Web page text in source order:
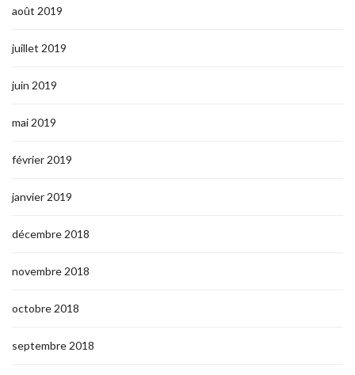
août 2019
juillet 2019
juin 2019
mai 2019
février 2019
janvier 2019
décembre 2018
novembre 2018
octobre 2018
septembre 2018